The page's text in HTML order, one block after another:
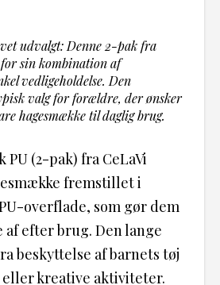
udvalgt: Denne 2-pak fra
sin kombination af
vedligeholdelse. Den
valg for forældre, der ønsker
hagesmække til daglig brug.
(2-pak) fra CeLaVi
fremstillet i
overflade, som gør dem
efter brug. Den lange
beskyttelse af barnets tøj
kreative aktiviteter.